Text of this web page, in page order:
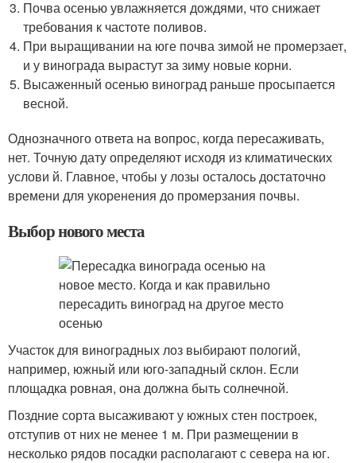
Почва осенью увлажняется дождями, что снижает
требования к частоте поливов.
При выращивании на юге почва зимой не промерзает,
и у винограда вырастут за зиму новые корни.
Высаженный осенью виноград раньше просыпается
весной.
Однозначного ответа на вопрос, когда пересаживать,
нет. Точную дату определяют исходя из климатических
услови й. Главное, чтобы у лозы осталось достаточно
времени для укоренения до промерзания почвы.
Выбор нового места
Участок для виноградных лоз выбирают пологий,
например, южный или юго-западный склон. Если
площадка ровная, она должна быть солнечной.
Поздние сорта высаживают у южных стен построек,
отступив от них не менее 1 м. При размещении в
несколько рядов посадки располагают с севера на юг.